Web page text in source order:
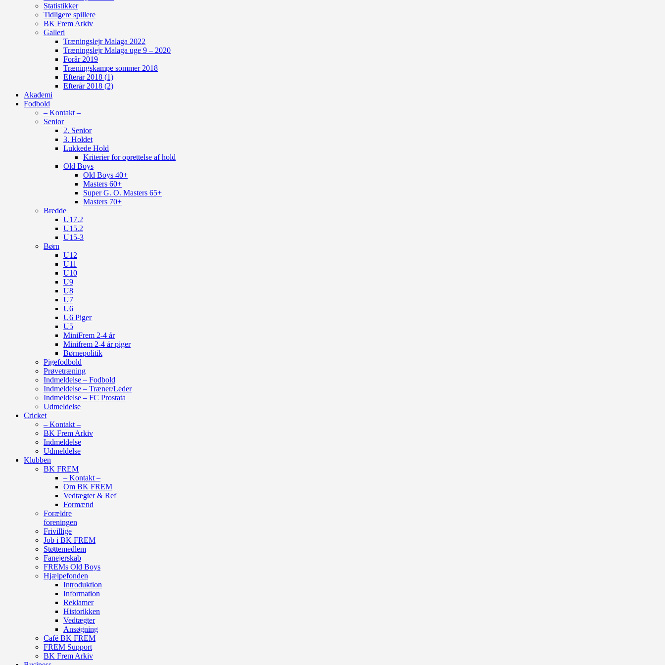
Statistikker
Tidligere spillere
BK Frem Arkiv
Galleri
Træningslejr Malaga 2022
Træningslejr Malaga uge 9 – 2020
Forår 2019
Træningskampe sommer 2018
Efterår 2018 (1)
Efterår 2018 (2)
Akademi
Fodbold
– Kontakt –
Senior
2. Senior
3. Holdet
Lukkede Hold
Kriterier for oprettelse af hold
Old Boys
Old Boys 40+
Masters 60+
Super G. O. Masters 65+
Masters 70+
Bredde
U17.2
U15.2
U15-3
Børn
U12
U11
U10
U9
U8
U7
U6
U6 Piger
U5
MiniFrem 2-4 år
Minifrem 2-4 år piger
Børnepolitik
Pigefodbold
Prøvetræning
Indmeldelse – Fodbold
Indmeldelse – Træner/Leder
Indmeldelse – FC Prostata
Udmeldelse
Cricket
– Kontakt –
BK Frem Arkiv
Indmeldelse
Udmeldelse
Klubben
BK FREM
– Kontakt –
Om BK FREM
Vedtægter & Ref
Formænd
Forældre
foreningen
Frivillige
Job i BK FREM
Støttemedlem
Fanejerskab
FREMs Old Boys
Hjælpefonden
Introduktion
Information
Reklamer
Historikken
Vedtægter
Ansøgning
Café BK FREM
FREM Support
BK Frem Arkiv